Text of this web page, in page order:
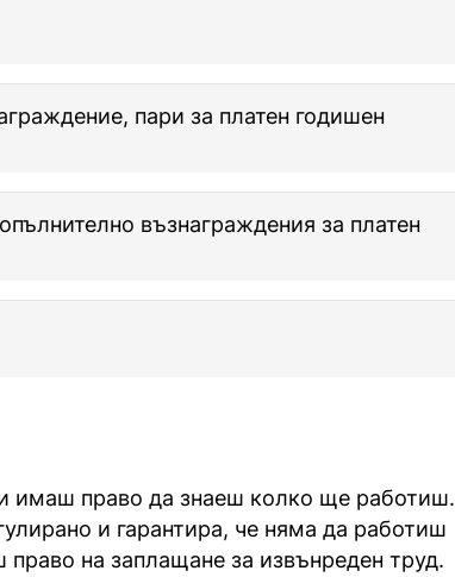
пари за платен годишен
възнаграждения за платен
имаш право да знаеш колко ще работиш.
и гарантира, че няма да работиш
на заплащане за извънреден труд.